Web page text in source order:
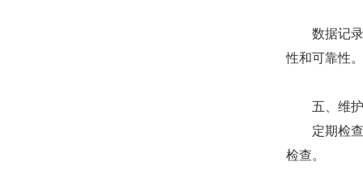
数据记录与
性和可靠性。
五、维护
定期检查
检查。